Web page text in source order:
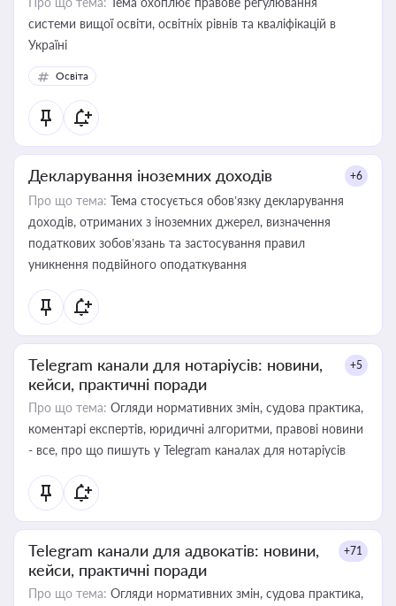
системи вищої освіти, освітніх рівнів та кваліфікацій в
Україні
Освіта
Декларування іноземних доходів +6
Про що тема: Тема стосується обов’язку декларування
доходів, отриманих з іноземних джерел, визначення
податкових зобов’язань та застосування правил
уникнення подвійного оподаткування
Telegram канали для нотаріусів: новини,
кейси, практичні поради
+5
Про що тема: Огляди нормативних змін, судова практика,
коментарі експертів, юридичні алгоритми, правові новини
- все, про що пишуть у Telegram каналах для нотаріусів
Telegram канали для адвокатів: новини,
кейси, практичні поради
+71
Про що тема: Огляди нормативних змін, судова практика,